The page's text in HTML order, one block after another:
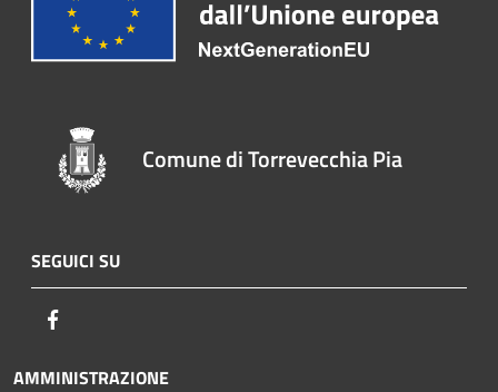
Comune di Torrevecchia Pia
SEGUICI SU
AMMINISTRAZIONE